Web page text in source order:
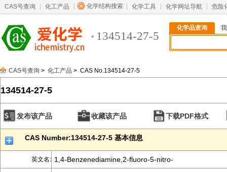
CAS号查询 化工产品 化学结构搜索 化学工具 化学网址导航 危险
134514-27-5
化学品查询
CAS号查询 > 化工产品 > CAS No.134514-27-5
134514-27-5
发布该产品 收藏该产品 下载PDF格式
CAS Number:134514-27-5 基本信息
英文名: 1,4-Benzenediamine,2-fluoro-5-nitro-